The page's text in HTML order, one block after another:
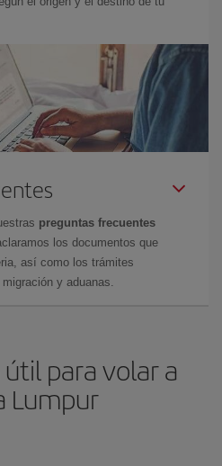
preguntas frecuentes
los documentos que
así como los trámites
y aduanas.
para volar a
Lumpur